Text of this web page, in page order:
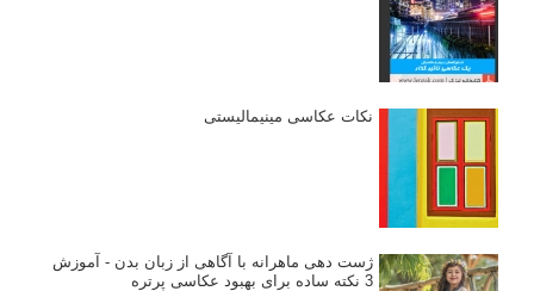
نکات عکاسی مینیمالیستی
ژست دهی ماهرانه با آگاهی از زبان بدن - آموزش
3 نکته ساده برای بهبود عکاسی پرتره